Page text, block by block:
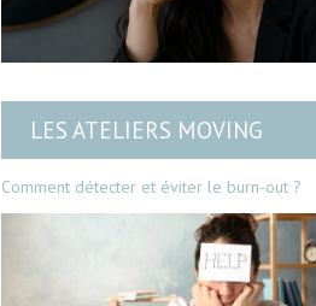
LES ATELIERS MOVING
Comment détecter et éviter le burn-out ?